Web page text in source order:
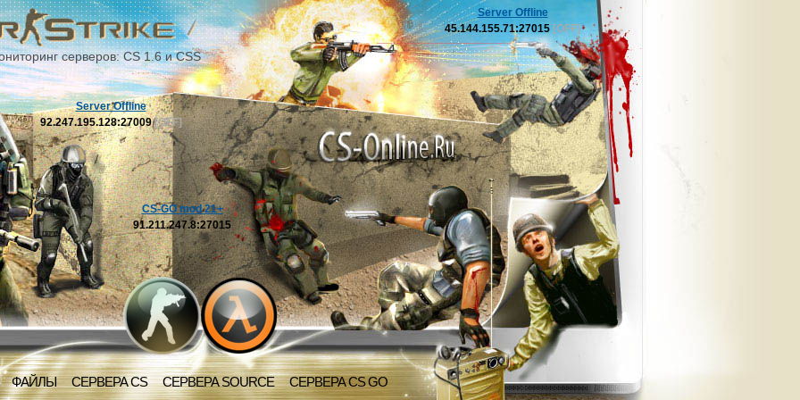
серверов: CS 1.6 и CSS
ФАЙЛЫ СЕРВЕРА CS СЕРВЕРА SOURCE СЕРВЕРА CS GO
Server Offline
92.247.195.128:27009[OFF]
CS-GO mod 21+
91.211.247.8:27015
Server Offline
45.144.155.71:27015 [OFF]